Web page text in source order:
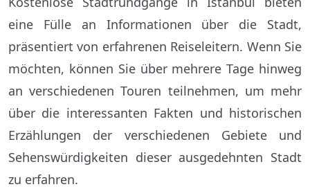
eine Fülle an Informationen über die Stadt,
präsentiert von erfahrenen Reiseleitern. Wenn Sie
möchten, können Sie über mehrere Tage hinweg
an verschiedenen Touren teilnehmen, um mehr
über die interessanten Fakten und historischen
Erzählungen der verschiedenen Gebiete und
Sehenswürdigkeiten dieser ausgedehnten Stadt
zu erfahren.